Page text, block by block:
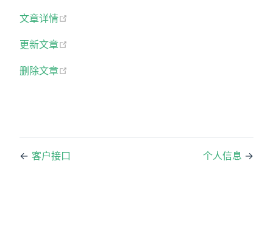
文章详情
更新文章
删除文章
← 客户接口 个人信息 →